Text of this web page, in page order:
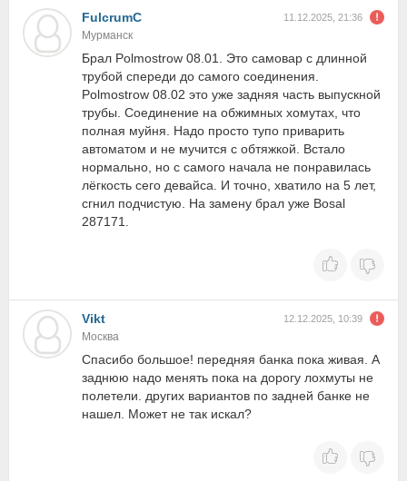
FulcrumC
11.12.2025, 21:36
Мурманск
Брал Polmostrow 08.01. Это самовар с длинной
трубой спереди до самого соединения.
Polmostrow 08.02 это уже задняя часть выпускной
трубы. Соединение на обжимных хомутах, что
полная муйня. Надо просто тупо приварить
автоматом и не мучится с обтяжкой. Встало
нормально, но с самого начала не понравилась
лёгкость сего девайса. И точно, хватило на 5 лет,
сгнил подчистую. На замену брал уже Bosal
287171.
Vikt 12.12.2025, 10:39
Москва
Спасибо большое! передняя банка пока живая. А
заднюю надо менять пока на дорогу лохмуты не
полетели. других вариантов по задней банке не
нашел. Может не так искал?